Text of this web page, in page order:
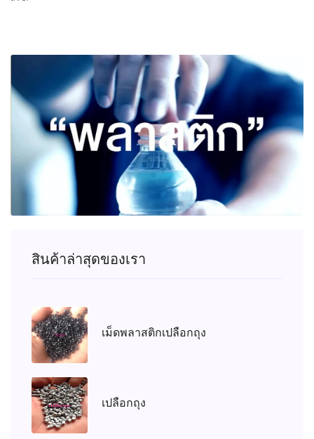
สินค้าล่าสุดของเรา
เม็ดพลาสติกเปลือกถุง
เปลือกถุง